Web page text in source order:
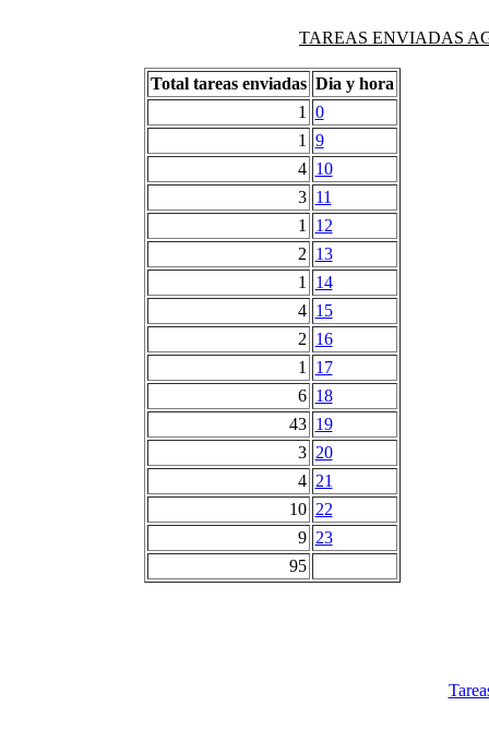
TAREAS ENVIADAS
Total tareas enviadas Dia y hora
1
0
1
9
4 10
3 11
1
12
2 13
1
14
4 15
2 16
1
17
6 18
43 19
3 20
4 21
10 22
9 23
95